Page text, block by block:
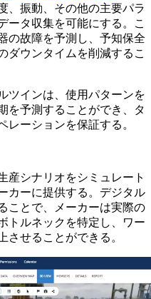
、振動、その他の主要パラ
ータ収集を可能にする。こ
の故障を予測し、予知保全
ダウンタイムを削減するこ
ツインは、使用パターンを
を予測することができ、タ
レーションを保証する。
産シナリオをシミュレート
カーに提供する。デジタル
ことで、メーカーは実際の
トルネックを特定し、ワー
させることができる。